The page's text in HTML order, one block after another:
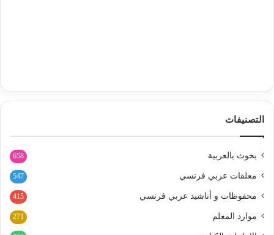
التصنيفات
بحوث بالعربية 658
معلقات عربي فرنسي 547
محفوظات و أناشيد عربي فرنسي 415
موارد المعلم 271